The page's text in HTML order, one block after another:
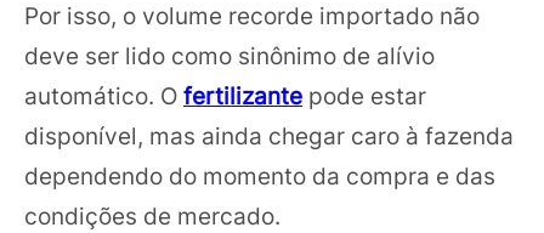
Por isso, o volume recorde importado não
deve ser lido como sinônimo de alívio
automático. O fertilizante pode estar
disponível, mas ainda chegar caro à fazenda
dependendo do momento da compra e das
condições de mercado.